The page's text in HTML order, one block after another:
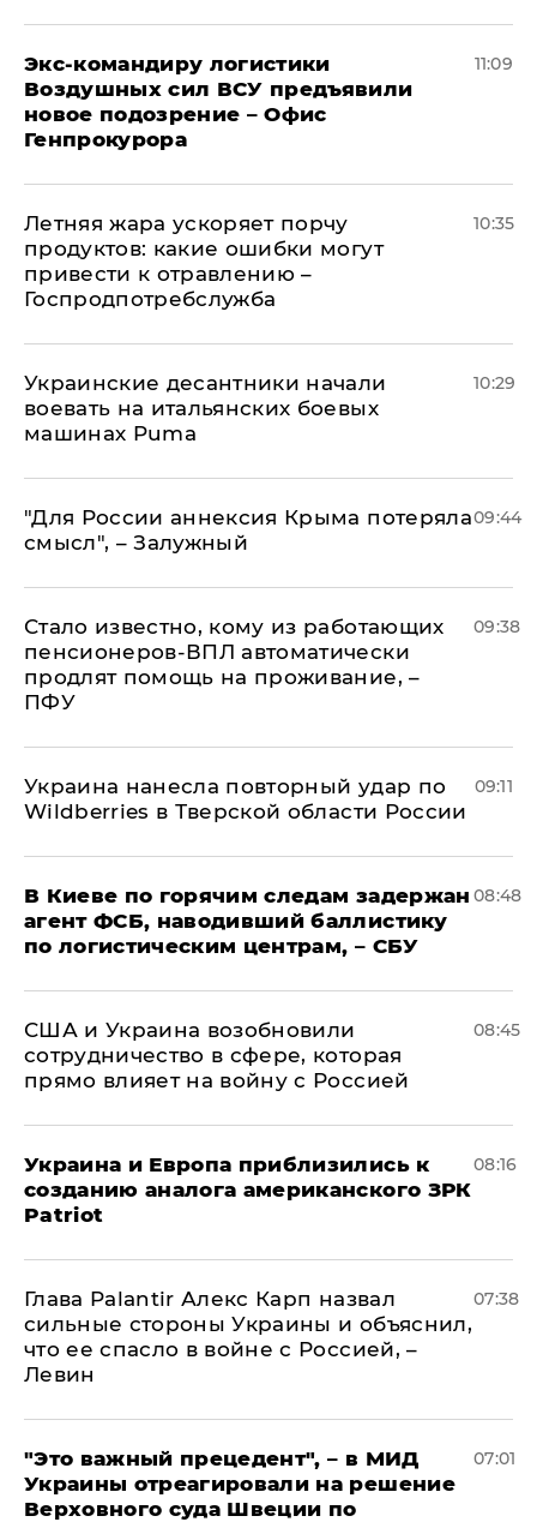
Экс-командиру логистики
Воздушных сил ВСУ предъявили
новое подозрение – Офис
Генпрокурора
11:09
Летняя жара ускоряет порчу
продуктов: какие ошибки могут
привести к отравлению –
Госпродпотребслужба
10:35
Украинские десантники начали
воевать на итальянских боевых
машинах Puma
10:29
"Для России аннексия Крыма потеряла
смысл", – Залужный
09:44
Стало известно, кому из работающих
пенсионеров-ВПЛ автоматически
продлят помощь на проживание, –
ПФУ
09:38
Украина нанесла повторный удар по
Wildberries в Тверской области России
09:11
В Киеве по горячим следам задержан
агент ФСБ, наводивший баллистику
по логистическим центрам, – СБУ
08:48
США и Украина возобновили
сотрудничество в сфере, которая
прямо влияет на войну с Россией
08:45
Украина и Европа приблизились к
созданию аналога американского ЗРК
Patriot
08:16
Глава Palantir Алекс Карп назвал
сильные стороны Украины и объяснил,
что ее спасло в войне с Россией, –
Левин
07:38
"Это важный прецедент", – в МИД
Украины отреагировали на решение
Верховного суда Швеции по
07:01